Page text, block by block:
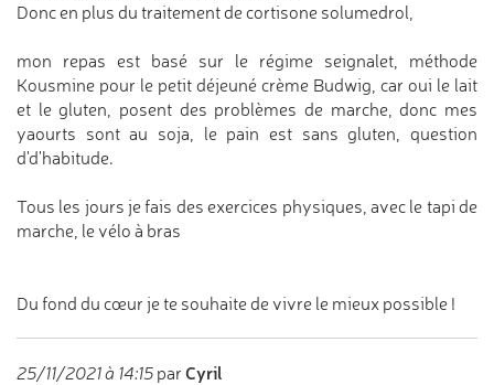
Donc en plus du traitement de cortisone solumedrol,
mon repas est basé sur le régime seignalet, méthode
Kousmine pour le petit déjeuné crème Budwig, car oui le lait
et le gluten, posent des problèmes de marche, donc mes
yaourts sont au soja, le pain est sans gluten, question
d'd'habitude.
Tous les jours je fais des exercices physiques, avec le tapi de
marche, le vélo à bras
Du fond du cœur je te souhaite de vivre le mieux possible !
25/11/2021 à 14:15 par Cyril